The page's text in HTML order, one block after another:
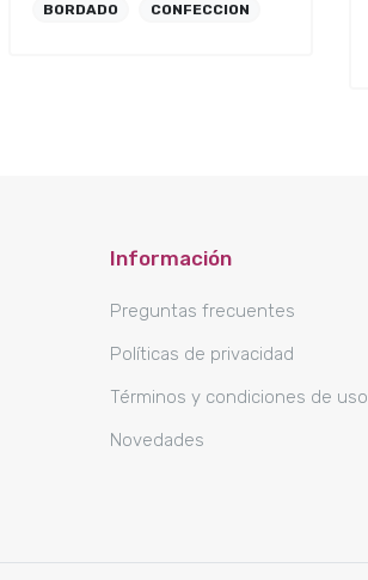
BORDADO CONFECCION
Información
Preguntas frecuentes
Políticas de privacidad
Términos y condiciones de uso
Novedades